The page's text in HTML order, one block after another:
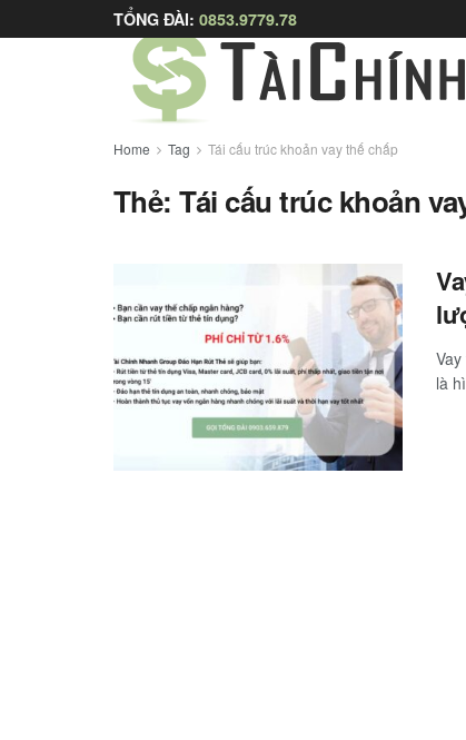
TỔNG ĐÀI: 0853.9779.78
Home Tag Tái cấu trúc khoản vay thế chấp
Thẻ:Tái cấu trúc khoản
là